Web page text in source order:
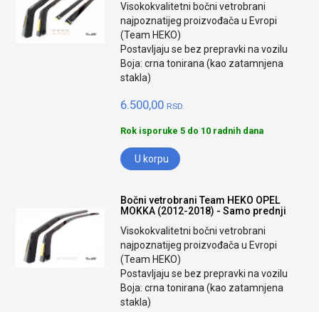
Visokokvalitetni bočni vetrobrani
najpoznatijeg proizvođača u Evropi
(Team HEKO)
Postavljaju se bez prepravki na vozilu
Boja: crna tonirana (kao zatamnjena
stakla)
6.500,00 RSD.
Rok isporuke 5 do 10 radnih dana
U korpu
Bočni vetrobrani Team HEKO OPEL
MOKKA (2012-2018) - Samo prednji
Visokokvalitetni bočni vetrobrani
najpoznatijeg proizvođača u Evropi
(Team HEKO)
Postavljaju se bez prepravki na vozilu
Boja: crna tonirana (kao zatamnjena
stakla)